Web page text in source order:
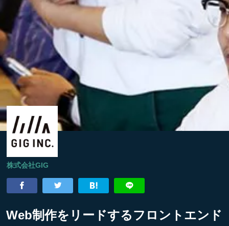
株式会社GIG
Web制作をリードするフロントエンド